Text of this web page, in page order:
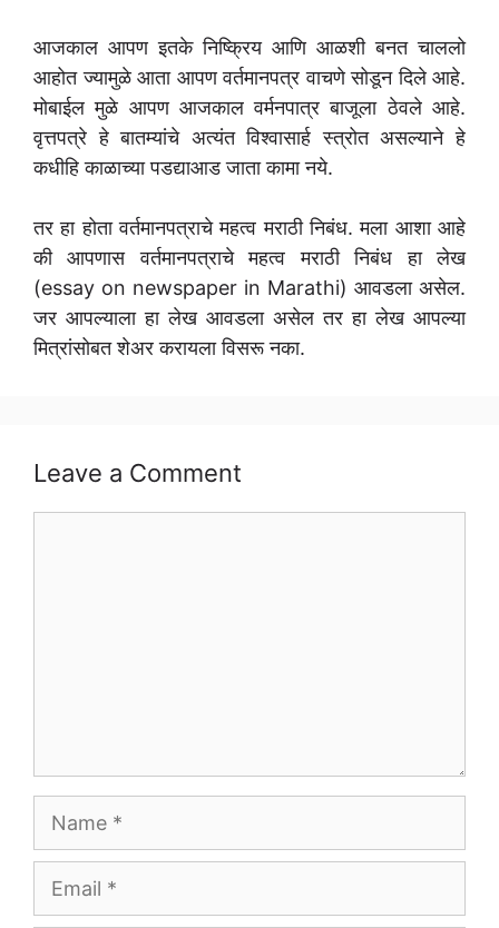
आजकाल आपण इतके निष्क्रिय आणि आळशी बनत चाललो
आहोत ज्यामुळे आता आपण वर्तमानपत्र वाचणे सोडून दिले आहे.
मोबाईल मुळे आपण आजकाल वर्मनपात्र बाजूला ठेवले आहे.
वृत्तपत्रे हे बातम्यांचे अत्यंत विश्वासार्ह स्त्रोत असल्याने हे
कधीहि काळाच्या पडद्याआड जाता कामा नये.
तर हा होता वर्तमानपत्राचे महत्व मराठी निबंध. मला आशा आहे
की आपणास वर्तमानपत्राचे महत्व मराठी निबंध हा लेख
(essay on newspaper in Marathi) आवडला असेल.
जर आपल्याला हा लेख आवडला असेल तर हा लेख आपल्या
मित्रांसोबत शेअर करायला विसरू नका.
Leave a Comment
Name
Email